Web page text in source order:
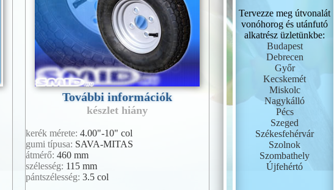
További információk
készlet hiány
kerék mérete: 4.00"-10" col
gumi típusa: SAVA-MITAS
átmérő: 460 mm
szélesség: 115 mm
pántszélesség: 3.5 col
Tervezze meg útvonalát
vonóhorog és utánfutó
alkatrész üzletünkbe:
Budapest
Debrecen
Győr
Kecskemét
Miskolc
Nagykálló
Pécs
Szeged
Székesfehérvár
Szolnok
Szombathely
Újfehértó